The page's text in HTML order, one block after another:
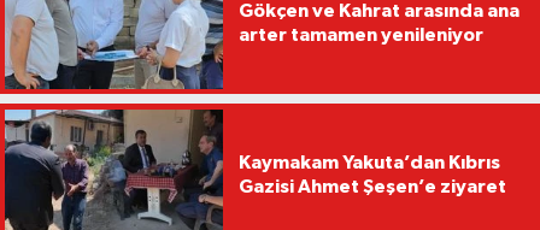
Gökçen ve Kahrat arasında ana
arter tamamen yenileniyor
Kaymakam Yakuta’dan Kıbrıs
Gazisi Ahmet Şeşen’e ziyaret